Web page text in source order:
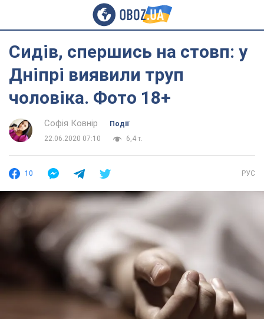
Сидів, спершись на стовп: у
Дніпрі виявили труп
чоловіка. Фото 18+
Софія Ковнір
Події
22.06.2020 07:10
6,4 т.
10 РУС